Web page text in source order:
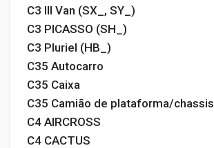
C3 III Van (SX_, SY_)
C3 PICASSO (SH_)
C3 Pluriel (HB_)
C35 Autocarro
C35 Caixa
C35 Camião de plataforma/chassis
C4 AIRCROSS
C4 CACTUS